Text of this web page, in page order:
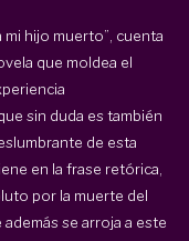
hijo muerto”, cuenta
que moldea el
sin duda es también
de esta
en la frase retórica,
por la muerte del
se arroja a este